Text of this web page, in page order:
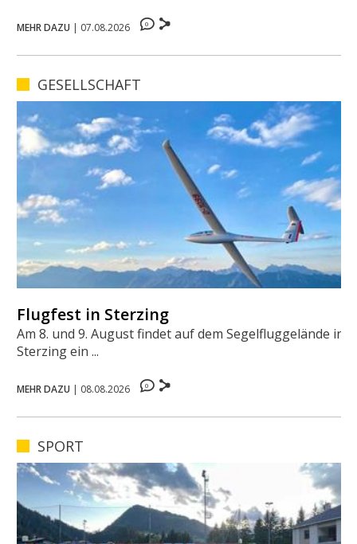
MEHR DAZU | 07.08.2026 0
GESELLSCHAFT
Flugfest in Sterzing
Am 8. und 9. August findet auf dem Segelfluggelände in
Sterzing ein ...
MEHR DAZU | 08.08.2026 0
SPORT